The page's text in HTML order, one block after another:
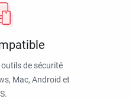
de sécurité
Mac, Android et